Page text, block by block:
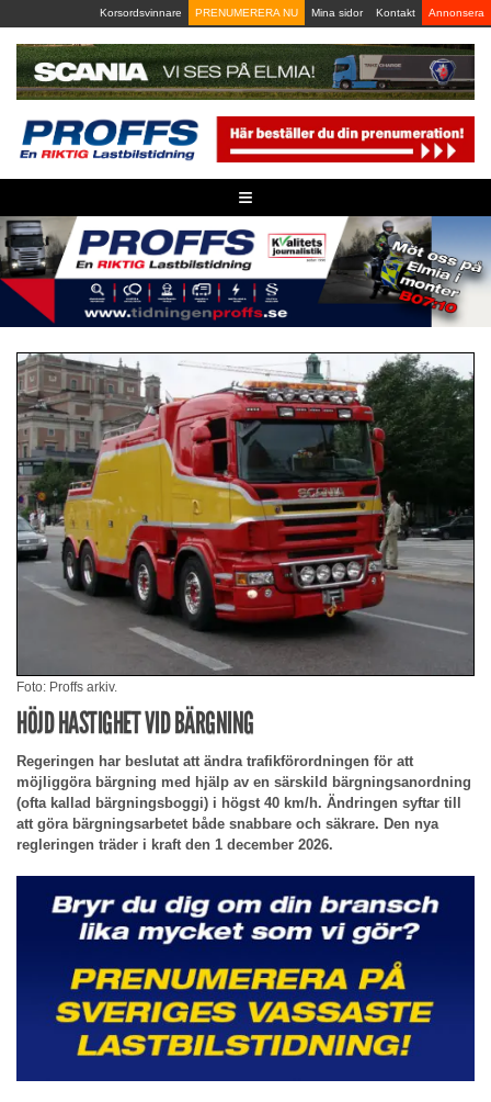
to
content
Korsordsvinnare PRENUMERERA NU Mina sidor Kontakt Annonsera
≡
Foto: Proffs arkiv.
HÖJD HASTIGHET VID BÄRGNING
Regeringen har beslutat att ändra trafikförordningen för att
möjliggöra bärgning med hjälp av en särskild bärgningsanordning
(ofta kallad bärgningsboggi) i högst 40 km/h. Ändringen syftar till
att göra bärgningsarbetet både snabbare och säkrare. Den nya
regleringen träder i kraft den 1 december 2026.